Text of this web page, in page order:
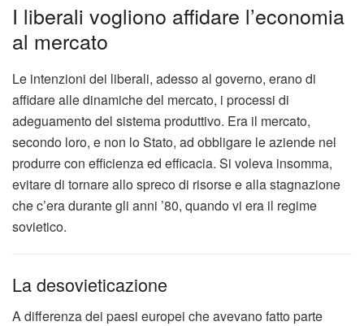
I liberali vogliono affidare l’economia
al mercato
Le intenzioni dei liberali, adesso al governo, erano di
affidare alle dinamiche del mercato, i processi di
adeguamento del sistema produttivo. Era il mercato,
secondo loro, e non lo Stato, ad obbligare le aziende nel
produrre con efficienza ed efficacia. Si voleva insomma,
evitare di tornare allo spreco di risorse e alla stagnazione
che c’era durante gli anni ’80, quando vi era il regime
sovietico.
La desovieticazione
A differenza dei paesi europei che avevano fatto parte